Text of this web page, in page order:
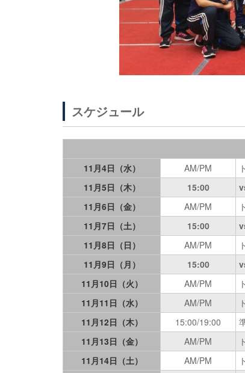
スケジュール
11月4日（水）
AM/PM
11月5日（木）
15:00
11月6日（金）
AM/PM
11月7日（土）
15:00
11月8日（日）
AM/PM
11月9日（月）
15:00
11月10日（火）
AM/PM
11月11日（水）
AM/PM
11月12日（木）
15:00/19:00
11月13日（金）
AM/PM
11月14日（土）
AM/PM